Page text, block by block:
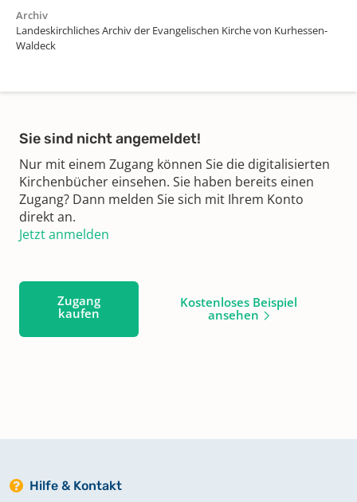
Archiv
Landeskirchliches Archiv der Evangelischen Kirche von Kurhessen-
Waldeck
Sie sind nicht angemeldet!
Nur mit einem Zugang können Sie die digitalisierten
Kirchenbücher einsehen. Sie haben bereits einen
Zugang? Dann melden Sie sich mit Ihrem Konto
direkt an.
Jetzt anmelden
Zugang
kaufen
Kostenloses Beispiel
ansehen
Hilfe & Kontakt